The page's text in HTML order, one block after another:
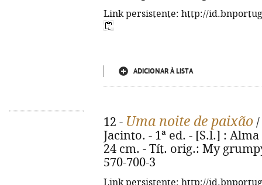
Link persistente: http://
ADICIONAR À LISTA
12 - Uma noite de paixão /
Jacinto. - 1ª ed. - [S.l.] :
24 cm. - Tít. orig.: My
570-700-3
Link persistente: http://